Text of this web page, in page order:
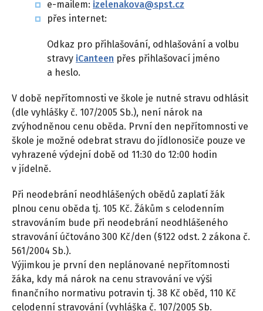
e-mailem: izelenakova@spst.cz
přes internet:
Odkaz pro přihlašování, odhlašování a volbu
stravy iCanteen přes přihlašovací jméno
a heslo.
V době nepřítomnosti ve škole je nutné stravu odhlásit
(dle vyhlášky č. 107/2005 Sb.), není nárok na
zvýhodněnou cenu oběda. První den nepřítomnosti ve
škole je možné odebrat stravu do jídlonosiče pouze ve
vyhrazené výdejní době od 11:30 do 12:00 hodin
v jídelně.
Při neodebrání neodhlášených obědů zaplatí žák
plnou cenu oběda tj. 105 Kč. Žákům s celodenním
stravováním bude při neodebrání neodhlášeného
stravování účtováno 300 Kč/den (§122 odst. 2 zákona č.
561/2004 Sb.).
Výjimkou je první den neplánované nepřítomnosti
žáka, kdy má nárok na cenu stravování ve výši
finančního normativu potravin tj. 38 Kč oběd, 110 Kč
celodenní stravování (vyhláška č. 107/2005 Sb.